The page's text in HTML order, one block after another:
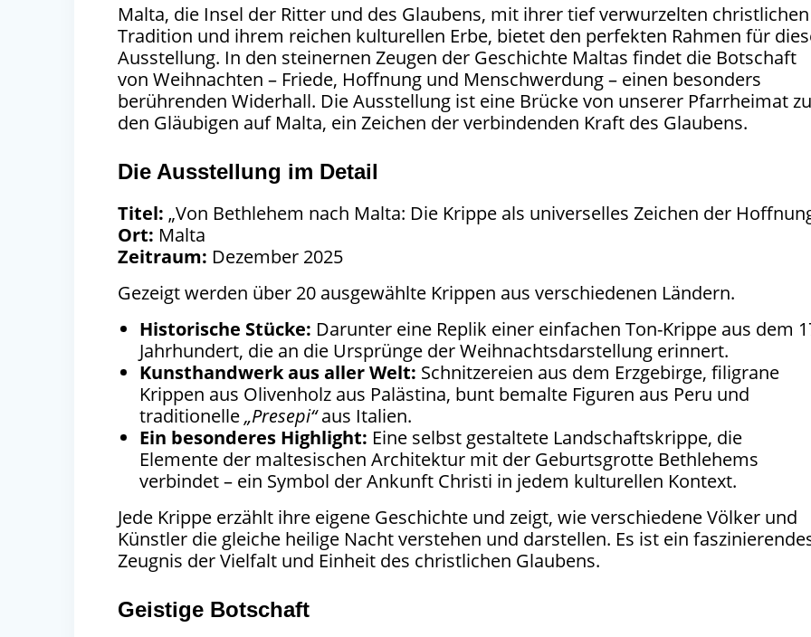
Malta, die Insel der Ritter und des Glaubens, mit ihrer tief verwurzelten christlichen
Tradition und ihrem reichen kulturellen Erbe, bietet den perfekten Rahmen für
Ausstellung. In den steinernen Zeugen der Geschichte Maltas findet die Botschaft
von Weihnachten – Friede, Hoffnung und Menschwerdung – einen besonders
berührenden Widerhall. Die Ausstellung ist eine Brücke von unserer Pfarrheimat
den Gläubigen auf Malta, ein Zeichen der verbindenden Kraft des Glaubens.
Die Ausstellung im Detail
Titel: „Von Bethlehem nach Malta: Die Krippe als universelles Zeichen der
Ort: Malta
Zeitraum: Dezember 2025
Gezeigt werden über 20 ausgewählte Krippen aus verschiedenen Ländern.
Historische Stücke: Darunter eine Replik einer einfachen Ton-Krippe aus dem
Jahrhundert, die an die Ursprünge der Weihnachtsdarstellung erinnert.
Kunsthandwerk aus aller Welt: Schnitzereien aus dem Erzgebirge, filigrane
Krippen aus Olivenholz aus Palästina, bunt bemalte Figuren aus Peru und
traditionelle„Presepi“aus Italien.
Ein besonderes Highlight: Eine selbst gestaltete Landschaftskrippe, die
Elemente der maltesischen Architektur mit der Geburtsgrotte Bethlehems
verbindet – ein Symbol der Ankunft Christi in jedem kulturellen Kontext.
Jede Krippe erzählt ihre eigene Geschichte und zeigt, wie verschiedene Völker und
Künstler die gleiche heilige Nacht verstehen und darstellen. Es ist ein
Zeugnis der Vielfalt und Einheit des christlichen Glaubens.
Geistige Botschaft